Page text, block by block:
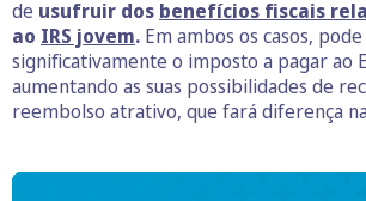
de usufruir dos benefícios fiscais
ao IRS jovem. Em ambos os casos,
significativamente o imposto a pagar ao
aumentando as suas possibilidades de
reembolso atrativo, que fará diferença